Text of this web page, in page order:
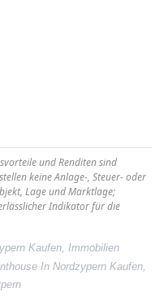
und Renditen sind
keine Anlage-, Steuer- oder
Lage und Marktlage;
Indikator für die
Kaufen, Immobilien
In Nordzypern Kaufen